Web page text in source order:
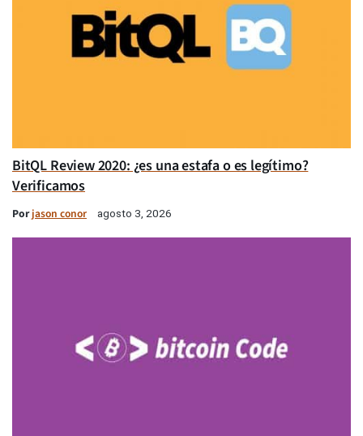
BitQL Review 2020: ¿es una estafa o es legítimo?
Verificamos
Porjason conor agosto 3, 2026